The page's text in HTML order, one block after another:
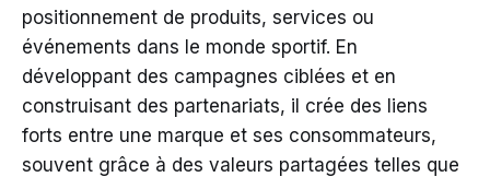
positionnement de produits, services ou
événements dans le monde sportif. En
développant des campagnes ciblées et en
construisant des partenariats, il crée des liens
forts entre une marque et ses consommateurs,
souvent grâce à des valeurs partagées telles que